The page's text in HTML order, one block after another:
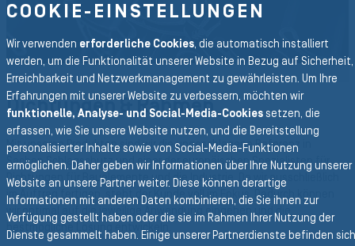
Dichtungen & Rahmen
Mit unseren Produkten sind wir die ungeschlagene Referenz in
Sachen Schlagschutz und einer der europäischen Spezialisten für
Dichtungen für Bauelemente und die Industrie. Da wir ausschließlich
im Auftrag fertigen, steht der Kunde voll im Fokus. Dadurch können
wir optimal auf die jeweilige Anwendung eingehen und die
bestmögliche Lösung entwickeln.
COOKIE-EINSTELLUNGEN
Wir verwenden erforderliche Cookies, die automatisch installiert
werden, um die Funktionalität unserer Website in Bezug auf Sicherheit,
Erreichbarkeit und Netzwerkmanagement zu gewährleisten. Um Ihre
Erfahrungen mit unserer Website zu verbessern, möchten wir
funktionelle, Analyse- und Social-Media-Cookiessetzen, die
erfassen, wie Sie unsere Website nutzen, und die Bereitstellung
personalisierter Inhalte sowie von Social-Media-Funktionen
ermöglichen. Daher geben wir Informationen über Ihre Nutzung unserer
Website an unsere Partner weiter. Diese können derartige
Informationen mit anderen Daten kombinieren, die Sie ihnen zur
Verfügung gestellt haben oder die sie im Rahmen Ihrer Nutzung der
Dienste gesammelt haben. Einige unserer Partnerdienste befinden sich